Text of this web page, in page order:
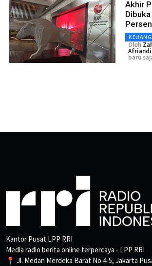
Akhir
Oleh
baru
Kantor Pusat LPP RRI
Media radio berita online terpercaya - LPP RRI
📍 Jl. Medan Merdeka Barat No.4-5, Jakarta